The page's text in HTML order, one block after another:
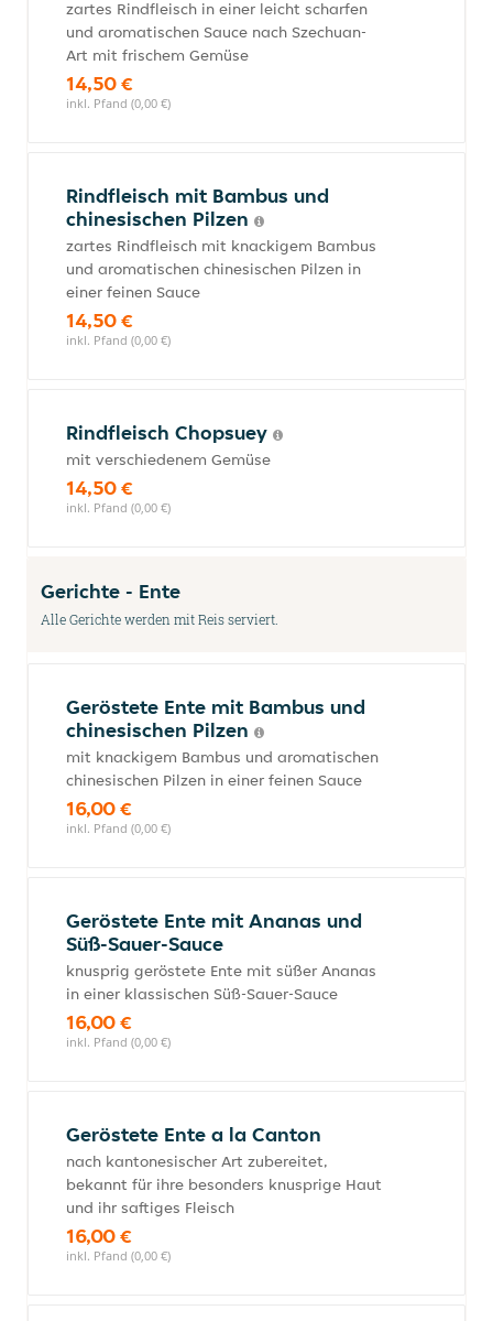
zartes Rindfleisch in einer leicht scharfen
und aromatischen Sauce nach Szechuan-
Art mit frischem Gemüse
14,50 €
inkl. Pfand (0,00 €)
Rindfleisch mit Bambus und
chinesischen Pilzen
zartes Rindfleisch mit knackigem Bambus
und aromatischen chinesischen Pilzen in
einer feinen Sauce
14,50 €
inkl. Pfand (0,00 €)
Rindfleisch Chopsuey
mit verschiedenem Gemüse
14,50 €
inkl. Pfand (0,00 €)
Gerichte - Ente
Alle Gerichte werden mit Reis serviert.
Geröstete Ente mit Bambus und
chinesischen Pilzen
mit knackigem Bambus und aromatischen
chinesischen Pilzen in einer feinen Sauce
16,00 €
inkl. Pfand (0,00 €)
Geröstete Ente mit Ananas und
Süß-Sauer-Sauce
knusprig geröstete Ente mit süßer Ananas
in einer klassischen Süß-Sauer-Sauce
16,00 €
inkl. Pfand (0,00 €)
Geröstete Ente a la Canton
nach kantonesischer Art zubereitet,
bekannt für ihre besonders knusprige Haut
und ihr saftiges Fleisch
16,00 €
inkl. Pfand (0,00 €)